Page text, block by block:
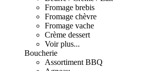
Fromage brebis
Fromage chèvre
Fromage vache
Crème dessert
Voir plus...
Boucherie
Assortiment BBQ